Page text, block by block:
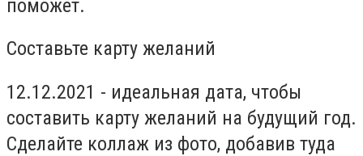
поможет.
Составьте карту желаний
12.12.2021 - идеальная дата, чтобы
составить карту желаний на будущий год.
Сделайте коллаж из фото, добавив туда